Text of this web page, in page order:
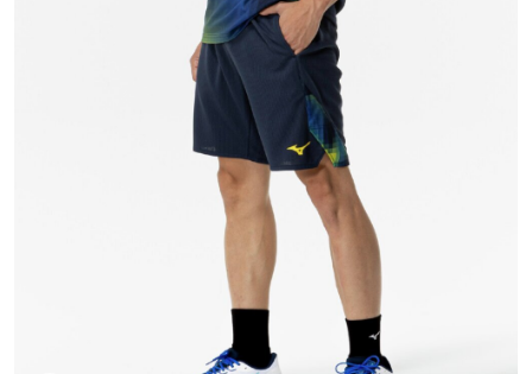
サッカー／フットサル
トレーニング